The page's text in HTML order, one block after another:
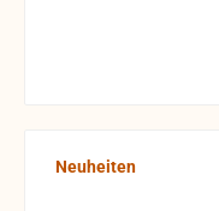
Produktgalerie
Neuheiten